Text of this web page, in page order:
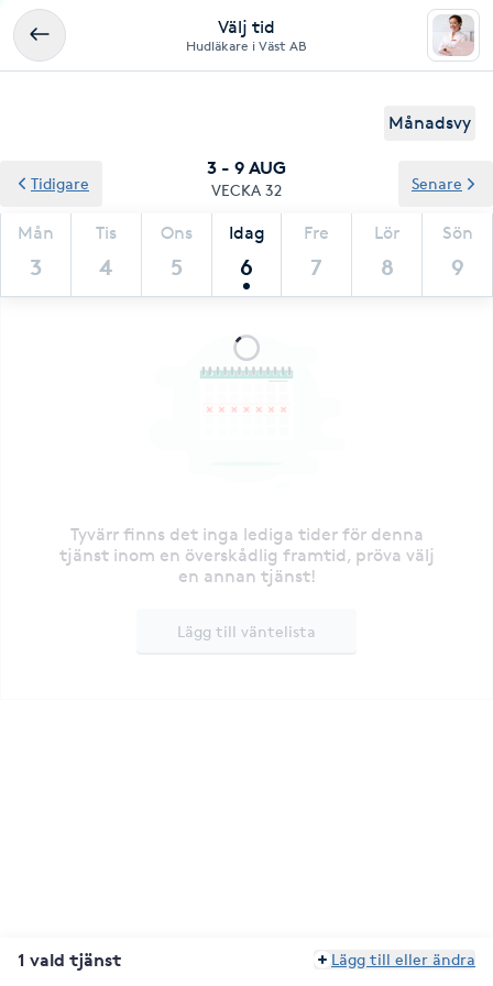
Välj tid
Hudläkare i Väst AB
Månadsvy
3 - 9 AUG
VECKA 32
Mån
3
Tis
4
Ons
5
Idag
6
Fre
7
Lör
8
Sön
9
Tidigare Senare
Tyvärr finns det inga lediga tider för denna
tjänst inom en överskådlig framtid, pröva välj
en annan tjänst!
Lägg till väntelista
1 vald tjänst Lägg till eller ändra